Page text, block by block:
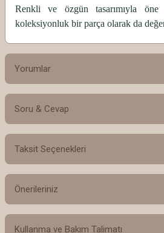
Renkli ve özgün tasarımıyla
koleksiyonluk bir parça olarak da
Yorumlar
Bu ürüne ilk yorumu siz
Soru & Cevap
Ürün hakkında henüz soru
Taksit Seçenekleri
Önerileriniz
Bu ürünün fiyat bilgisi, resim, ürün
Kullanma ve Bakım Talimatı